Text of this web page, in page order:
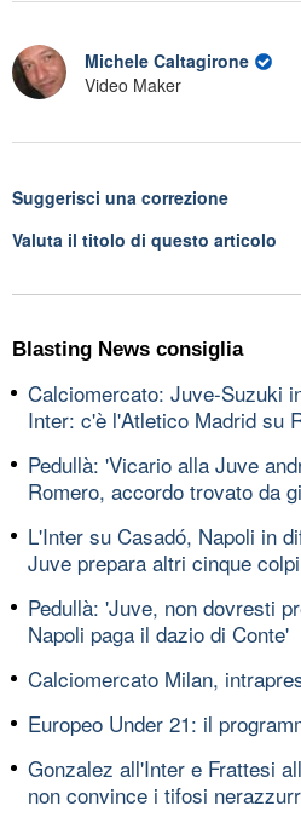
Michele Caltagirone
Video Maker
Suggerisci una correzione
Valuta il titolo di questo articolo
Blasting News consiglia
Calciomercato: Juve-Suzuki
Inter: c'è l'Atletico Madrid su
Pedullà: 'Vicario alla Juve
Romero, accordo trovato da
L'Inter su Casadó, Napoli in
Juve prepara altri cinque colpi
Pedullà: 'Juve, non dovresti
Napoli paga il dazio di Conte'
Calciomercato Milan,
Europeo Under 21: il
Gonzalez all'Inter e Frattesi
non convince i tifosi